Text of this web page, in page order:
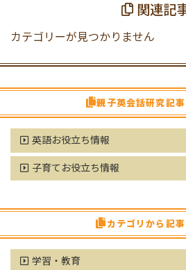
関連記
カテゴリーが見つかりません
親子英会話研究記
英語お役立ち情報
子育てお役立ち情報
カテゴリから記
学習・教育